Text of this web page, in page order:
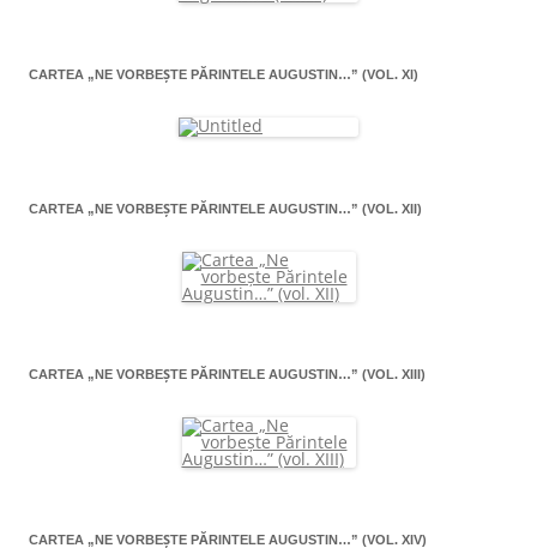
CARTEA „NE VORBEŞTE PĂRINTELE AUGUSTIN…” (VOL. XI)
CARTEA „NE VORBEŞTE PĂRINTELE AUGUSTIN…” (VOL. XII)
CARTEA „NE VORBEŞTE PĂRINTELE AUGUSTIN…” (VOL. XIII)
CARTEA „NE VORBEŞTE PĂRINTELE AUGUSTIN…” (VOL. XIV)